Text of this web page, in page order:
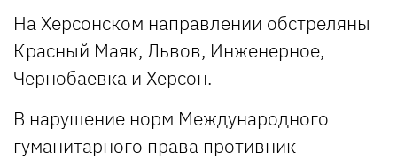
На Херсонском направлении обстреляны
Красный Маяк, Львов, Инженерное,
Чернобаевка и Херсон.
В нарушение норм Международного
гуманитарного права противник